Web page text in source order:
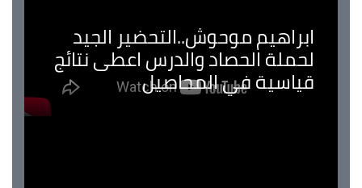
ابراهيم موحوش..التحضير الجيد
لحملة الحصاد والدرس اعطى نتائج
قياسية في المحاصيل